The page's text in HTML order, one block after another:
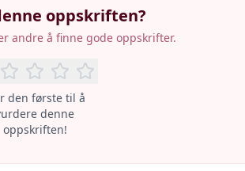
oppskriften?
andre å finne gode oppskrifter.
den første til å
denne
oppskriften!